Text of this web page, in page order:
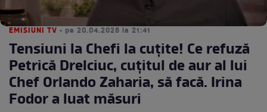
EMISIUNI TV • pe 20.04.2026 la 21:41
Tensiuni la Chefi la cuțite! Ce refuză
Petrică Drelciuc, cuțitul de aur al lui
Chef Orlando Zaharia, să facă. Irina
Fodor a luat măsuri